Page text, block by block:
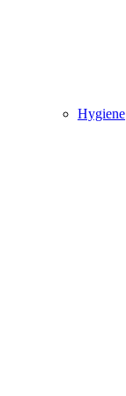
Hygiene